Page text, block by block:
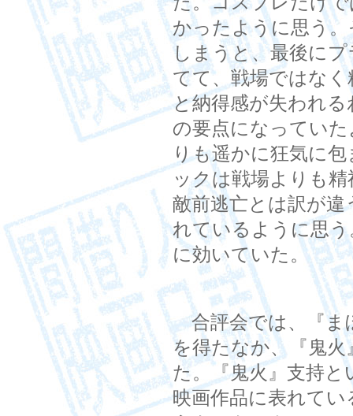
かったように思う
しまうと、最後に
てて、戦場ではな
と納得感が失われ
の要点になってい
りも遥かに狂気に
ックは戦場よりも
敵前逃亡とは訳が
れているように思
に効いていた。
合評会では、『ま
を得たなか、『鬼
た。『鬼火』支持
映画作品に表れて